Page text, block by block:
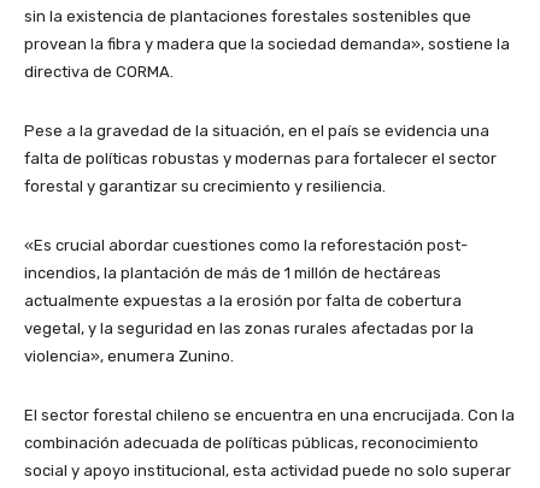
sin la existencia de plantaciones forestales sostenibles que
provean la fibra y madera que la sociedad demanda», sostiene la
directiva de CORMA.
Pese a la gravedad de la situación, en el país se evidencia una
falta de políticas robustas y modernas para fortalecer el sector
forestal y garantizar su crecimiento y resiliencia.
«Es crucial abordar cuestiones como la reforestación post-
incendios, la plantación de más de 1 millón de hectáreas
actualmente expuestas a la erosión por falta de cobertura
vegetal, y la seguridad en las zonas rurales afectadas por la
violencia», enumera Zunino.
El sector forestal chileno se encuentra en una encrucijada. Con la
combinación adecuada de políticas públicas, reconocimiento
social y apoyo institucional, esta actividad puede no solo superar